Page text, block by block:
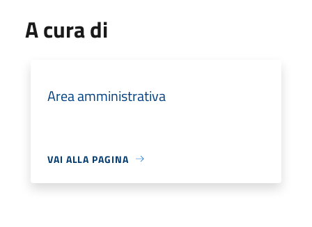
A cura di
Area amministrativa
VAI ALLA PAGINA